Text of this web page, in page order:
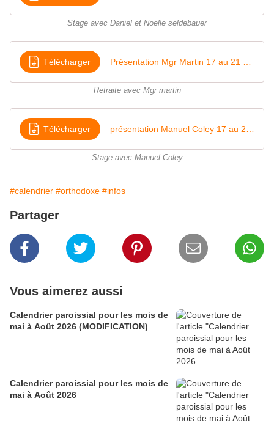
Stage avec Daniel et Noelle seldebauer
Télécharger
Retraite avec Mgr martin
Télécharger
Stage avec Manuel Coley
#calendrier #orthodoxe #infos
Partager
Vous aimerez aussi
Calendrier paroissial pour les mois de
mai à Août 2026 (MODIFICATION)
Calendrier paroissial pour les mois de
mai à Août 2026